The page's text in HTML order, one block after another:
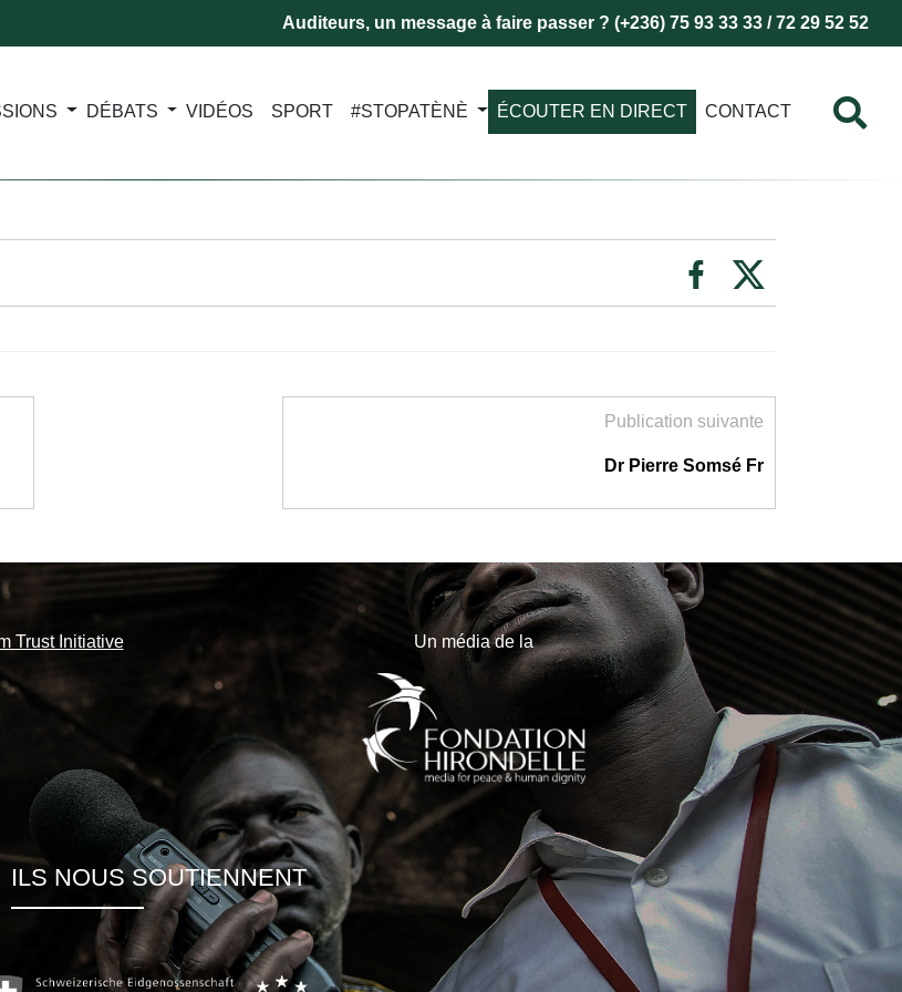
Auditeurs, un message à faire passer ? (+236) 75 93 33 33 / 72 29 52 52
DÉBATS VIDÉOS SPORT #STOPATÈNÈ ÉCOUTER EN DIRECT CONTACT
Publication suivante
Dr Pierre Somsé Fr
Trust Initiative Un média de la
ILS NOUS SOUTIENNENT